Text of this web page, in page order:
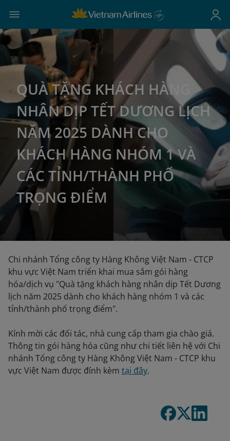
QUÀ TẶNG KHÁCH HÀNG
NHÂN DỊP TẾT DƯƠNG LỊCH
NĂM 2025 DÀNH CHO
KHÁCH HÀNG NHÓM 1 VÀ
CÁC TỈNH/THÀNH PHỐ
TRỌNG ĐIỂM
Chi nhánh Tổng công ty Hàng Không Việt Nam - CTCP
khu vực Việt Nam triển khai mua sắm gói hàng
hóa/dịch vụ "Quà tặng khách hàng nhân dịp Tết Dương
lịch năm 2025 dành cho khách hàng nhóm 1 và các
tỉnh/thành phố trọng điểm".
Kính mời các đối tác, nhà cung cấp tham gia chào giá.
Thông tin gói hàng hóa cũng như chi tiết liên hệ với Chi
nhánh Tổng công ty Hàng Không Việt Nam - CTCP khu
vực Việt Nam được đính kèm tại đây.